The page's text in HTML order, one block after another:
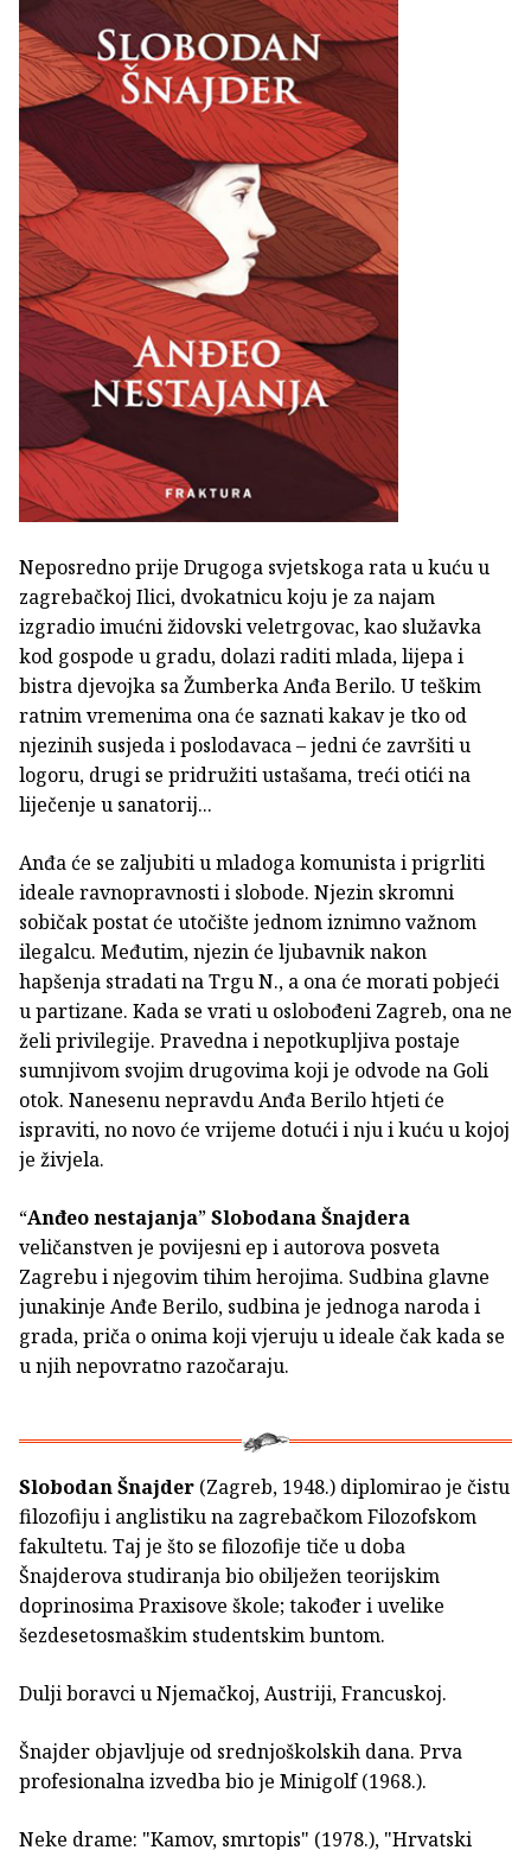
Neposredno prije Drugoga svjetskoga rata u kuću u
zagrebačkoj Ilici, dvokatnicu koju je za najam
izgradio imućni židovski veletrgovac, kao služavka
kod gospode u gradu, dolazi raditi mlada, lijepa i
bistra djevojka sa Žumberka Anđa Berilo. U teškim
ratnim vremenima ona će saznati kakav je tko od
njezinih susjeda i poslodavaca – jedni će završiti u
logoru, drugi se pridružiti ustašama, treći otići na
liječenje u sanatorij...
Anđa će se zaljubiti u mladoga komunista i prigrliti
ideale ravnopravnosti i slobode. Njezin skromni
sobičak postat će utočište jednom iznimno važnom
ilegalcu. Međutim, njezin će ljubavnik nakon
hapšenja stradati na Trgu N., a ona će morati pobjeći
u partizane. Kada se vrati u oslobođeni Zagreb, ona ne
želi privilegije. Pravedna i nepotkupljiva postaje
sumnjivom svojim drugovima koji je odvode na Goli
otok. Nanesenu nepravdu Anđa Berilo htjeti će
ispraviti, no novo će vrijeme dotući i nju i kuću u kojoj
je živjela.
“Anđeo nestajanja”Slobodana Šnajdera
veličanstven je povijesni ep i autorova posveta
Zagrebu i njegovim tihim herojima. Sudbina glavne
junakinje Anđe Berilo, sudbina je jednoga naroda i
grada, priča o onima koji vjeruju u ideale čak kada se
u njih nepovratno razočaraju.
Slobodan Šnajder (Zagreb, 1948.) diplomirao je čistu
filozofiju i anglistiku na zagrebačkom Filozofskom
fakultetu. Taj je što se filozofije tiče u doba
Šnajderova studiranja bio obilježen teorijskim
doprinosima Praxisove škole; također i uvelike
šezdesetosmaškim studentskim buntom.
Dulji boravci u Njemačkoj, Austriji, Francuskoj.
Šnajder objavljuje od srednjoškolskih dana. Prva
profesionalna izvedba bio je Minigolf (1968.).
Neke drame: "Kamov, smrtopis" (1978.), "Hrvatski